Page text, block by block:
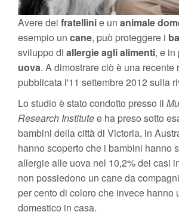
Avere dei fratellinie un animale
esempio un cane, può proteggere i
sviluppo di allergie agli alimenti, e in
uova. A dimostrare ciò è una recente
pubblicata l'11 settembre 2012 sulla
Lo studio è stato condotto presso il
Research Institutee ha preso sotto
bambini della città di Victoria, in
hanno scoperto che i bambini hanno
allergie alle uova nel 10,2% dei casi
non possiedono un cane da
per cento di coloro che invece hanno
domestico in casa.